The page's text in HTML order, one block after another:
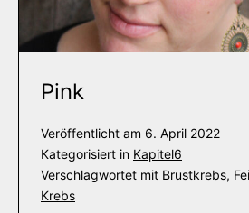
Pink
Veröffentlicht am 6. April 2022
Kategorisiert in Kapitel6
Verschlagwortet mit Brustkrebs,
Krebs